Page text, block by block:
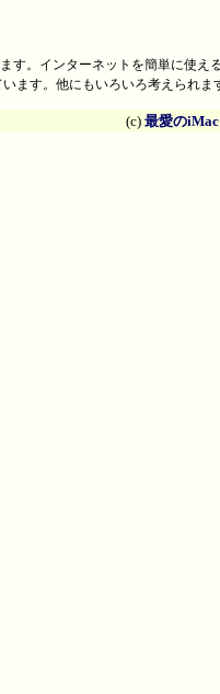
す。インターネットを簡単に使
ます。他にもいろいろ考えられま
(c) 最愛の